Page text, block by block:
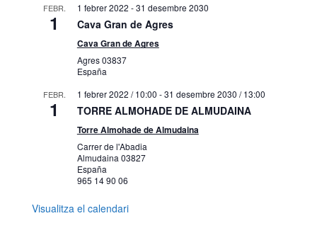
FEBR.
1
1 febrer 2022 -31 desembre 2030
Cava Gran de Agres
Cava Gran de Agres
Agres03837
España
FEBR.
1
1 febrer 2022 / 10:00 -31 desembre 2030 / 13:00
TORRE ALMOHADE DE ALMUDAINA
Torre Almohade de Almudaina
Carrer de l'Abadia
Almudaina 03827
España
965 14 90 06
Visualitza el calendari